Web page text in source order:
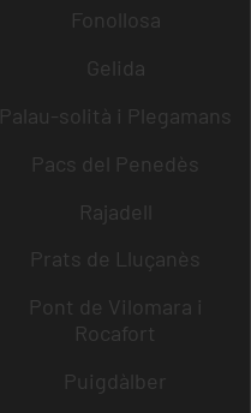
Fonollosa
Gelida
Palau-solità i Plegamans
Pacs del Penedès
Rajadell
Prats de Lluçanès
Pont de Vilomara i
Rocafort
Puigdàlber